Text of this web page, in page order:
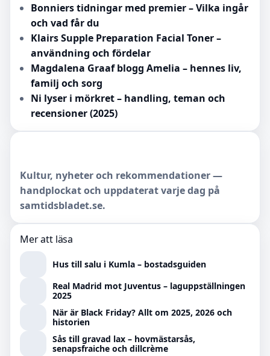
Bonniers tidningar med premier – Vilka ingår
och vad får du
Klairs Supple Preparation Facial Toner –
användning och fördelar
Magdalena Graaf blogg Amelia – hennes liv,
familj och sorg
Ni lyser i mörkret – handling, teman och
recensioner (2025)
Kultur, nyheter och rekommendationer —
handplockat och uppdaterat varje dag på
samtidsbladet.se.
Mer att läsa
Hus till salu i Kumla – bostadsguiden
Real Madrid mot Juventus – laguppställningen
2025
När är Black Friday? Allt om 2025, 2026 och
historien
Sås till gravad lax – hovmästarsås,
senapsfraiche och dillcrème